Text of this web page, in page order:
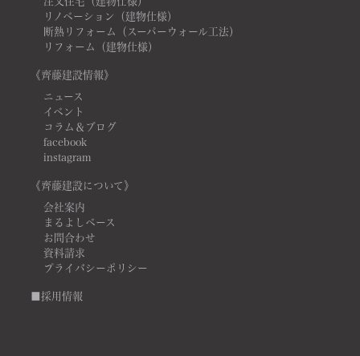
リノベーション（建物仕様）
断熱リフォーム（スーパーウォール工法）
リフォーム（建物仕様）
《齊藤建設情報》
ニュース
イベント
コラム＆ブログ
facebook
instagram
《齊藤建設について》
会社案内
まるよしベース
お問合わせ
資料請求
プライバシーポリシー
■採用情報